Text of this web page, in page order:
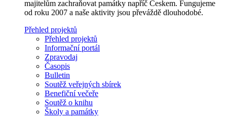
majitelům zachraňovat památky napříč Českem. Fungujeme
od roku 2007 a naše aktivity jsou převáždě dlouhodobé.
Přehled projektů
Přehled projektů
Informační portál
Zpravodaj
Časopis
Bulletin
Soutěž veřejných sbírek
Benefiční večeře
Soutěž o knihu
Školy a památky